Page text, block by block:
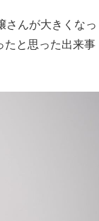
さんが大きくなっ
たと思った出来事